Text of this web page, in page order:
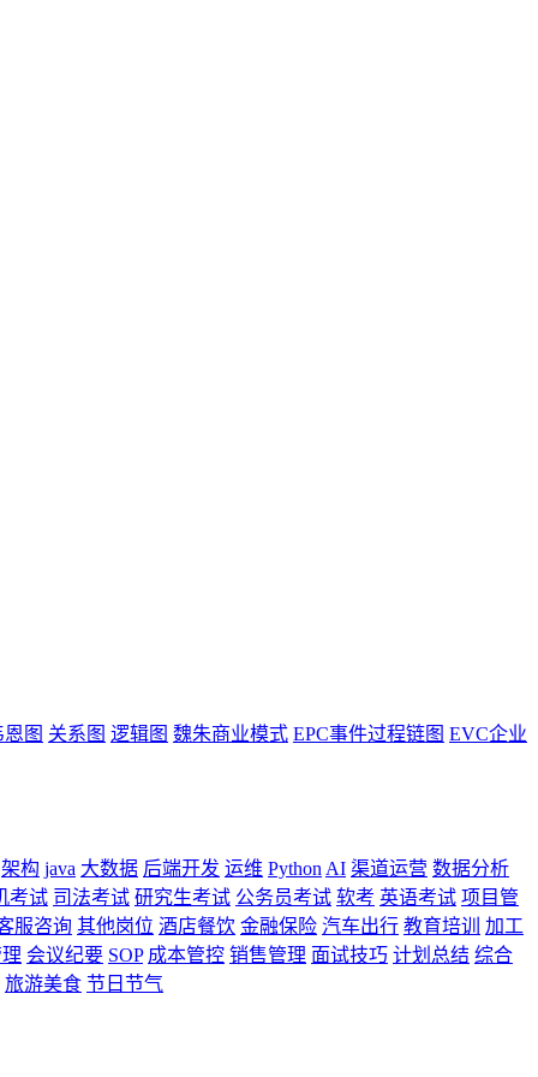
恩图 关系图 逻辑图 魏朱商业模式 EPC事件过程链图 EVC企业
架构 java 大数据 后端开发 运维 Python AI 渠道运营 数据分析
考试 司法考试 研究生考试 公务员考试 软考 英语考试 项目管
服咨询 其他岗位 酒店餐饮 金融保险 汽车出行 教育培训
加工
会议纪要 SOP 成本管控 销售管理 面试技巧 计划总结 综合
旅游美食 节日节气